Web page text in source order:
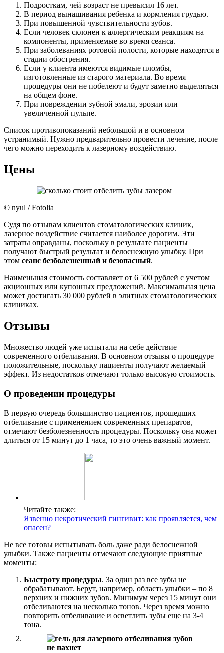
Подросткам, чей возраст не превысил 16 лет.
В период вынашивания ребенка и кормления грудью.
При повышенной чувствительности зубов.
Если человек склонен к аллергическим реакциям на
компоненты, применяемые во время сеанса.
При заболеваниях ротовой полости, которые находятся в
стадии обострения.
Если у клиента имеются видимые пломбы,
изготовленные из старого материала. Во время
процедуры они не побелеют и будут заметно выделяться
на общем фоне.
При повреждении зубной эмали, эрозии или
увеличенной пульпе.
Список противопоказаний небольшой и в основном
устранимый. Нужно предварительно провести лечение, после
чего можно переходить к лазерному воздействию.
Цены
© nyul / Fotolia
Судя по отзывам клиентов стоматологических клиник,
лазерное воздействие считается наиболее дорогим. Эти
затраты оправданы, поскольку в результате пациенты
получают быстрый результат и белоснежную улыбку. При
этом сеанс безболезненный и безопасный.
Наименьшая стоимость составляет от 6 500 рублей с учетом
акционных или купонных предложений. Максимальная цена
может достигать 30 000 рублей в элитных стоматологических
клиниках.
Отзывы
Множество людей уже испытали на себе действие
современного отбеливания. В основном отзывы о процедуре
положительные, поскольку пациенты получают желаемый
эффект. Из недостатков отмечают только высокую стоимость.
О проведении процедуры
В первую очередь большинство пациентов, прошедших
отбеливание с применением современных препаратов,
отмечают безболезненность процедуры. Поскольку она может
длиться от 15 минут до 1 часа, то это очень важный момент.
Читайте также:
Язвенно некротический гингивит: как проявляется, чем
опасен?
Не все готовы испытывать боль даже ради белоснежной
улыбки. Также пациенты отмечают следующие приятные
моменты:
Быстроту процедуры. За один раз все зубы не
обрабатывают. Берут, например, область улыбки – по 8
верхних и нижних зубов. Минимум через 15 минут они
отбеливаются на несколько тонов. Через время можно
повторить отбеливание и осветлить зубы еще на 3-4
тона.